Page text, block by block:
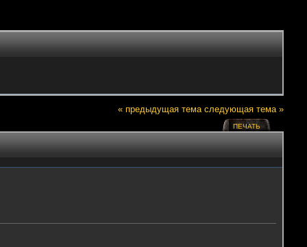
« предыдущая тема следующая тема »
ПЕЧАТЬ